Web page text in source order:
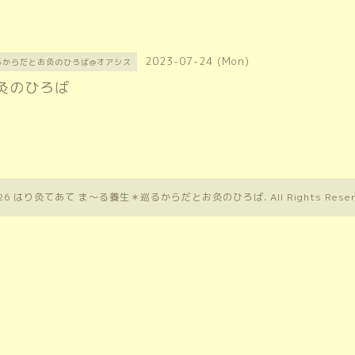
からだとお灸のひろば@オアシス 2023-07-24 (Mon)
のひろば
はり灸てあて ま〜る養生＊巡るからだとお灸のひろば. All Rights